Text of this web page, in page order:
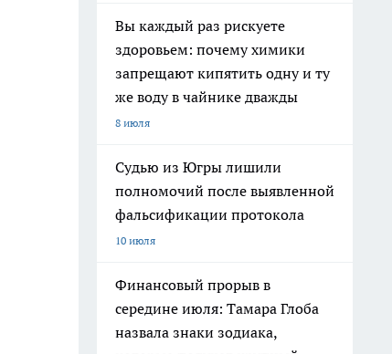
Вы каждый раз рискуете
здоровьем: почему химики
запрещают кипятить одну и ту
же воду в чайнике дважды
8 июля
Судью из Югры лишили
полномочий после выявленной
фальсификации протокола
10 июля
Финансовый прорыв в
середине июля: Тамара Глоба
назвала знаки зодиака,